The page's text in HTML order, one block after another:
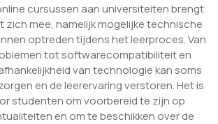
cursussen aan universiteiten brengt
zich mee, namelijk mogelijke technische
optreden tijdens het leerproces. Van
tot softwarecompatibiliteit en
van technologie kan soms
en de leerervaring verstoren. Het is
studenten om voorbereid te zijn op
en om te beschikken over de